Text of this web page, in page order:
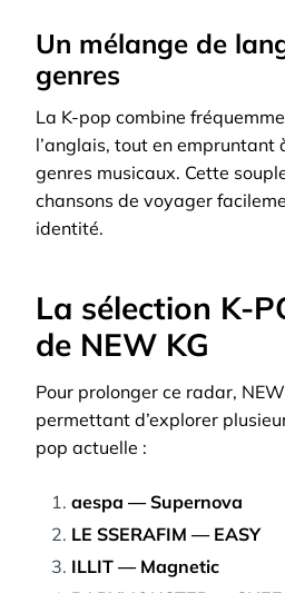
Un mélange de
genres
La K-pop combine
l’anglais, tout en empruntant
genres musicaux. Cette
chansons de voyager
identité.
La sélection K-
de NEW KG
Pour prolonger ce radar,
permettant d’explorer
pop actuelle :
aespa — Supernova
LE SSERAFIM — EASY
ILLIT — Magnetic